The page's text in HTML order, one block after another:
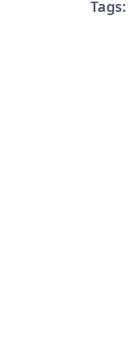
Tags: